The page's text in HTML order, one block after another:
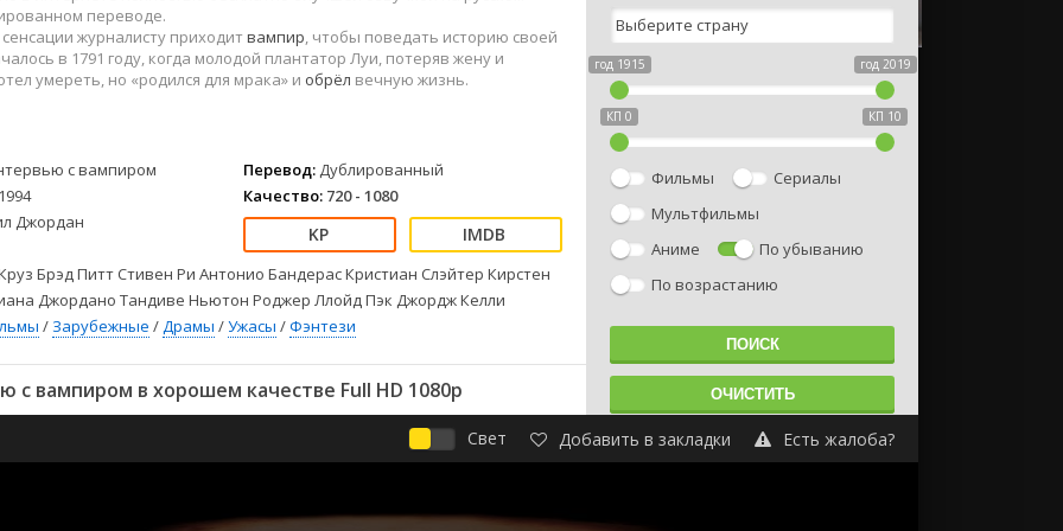
Детские
Драмы
Спорт
Триллеры
Ужасы
2022
2021
Зарубежные
Фильмы из соцетей
переводе.
журналисту приходитвампир, чтобы поведать историю своей
в 1791 году, когда молодой плантатор Луи, потеряв жену и
умереть, но «родился для мрака» и обрёл вечную жизнь.
с вампиром
1994
Джордан
Перевод: Дублированный
Качество: 720 - 1080
Брэд Питт Стивен Ри Антонио Бандерас Кристиан Слэйтер Кирстен
Джордано Тандиве Ньютон Роджер Ллойд Пэк Джордж Келли
/ Зарубежные /Драмы /Ужасы /Фэнтези
вампиром в хорошем качестве Full HD 1080p
год 1915 год 2019
КП 0 КП 10
Фильмы
Сериалы
Мультфильмы
Аниме
По убыванию
По возрастанию
Свет Добавить в закладки Есть жалоба?